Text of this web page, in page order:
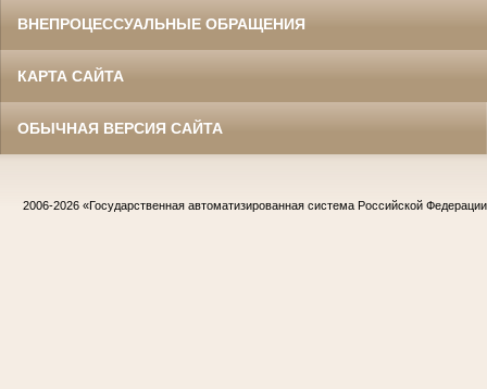
ВНЕПРОЦЕССУАЛЬНЫЕ ОБРАЩЕНИЯ
КАРТА САЙТА
ОБЫЧНАЯ ВЕРСИЯ САЙТА
2006-2026 «Государственная автоматизированная система Российской